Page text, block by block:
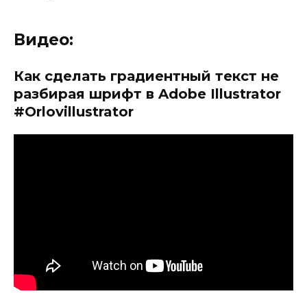
Видео:
Как сделать градиентный текст не
разбирая шрифт в Adobe Illustrator
#Orlovillustrator